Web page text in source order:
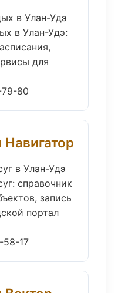
в Улан-Удэ
в Улан-Удэ:
для
80
в Улан-Удэ
справочник
запись
портал
17